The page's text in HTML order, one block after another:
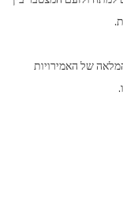
של האמירויות